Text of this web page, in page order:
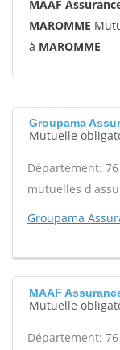
MAAF
MAROMME
à MAROMME
Groupama
Mutuelle
Département: 76
mutuelles
Groupama
MAAF
Mutuelle
Département: 76